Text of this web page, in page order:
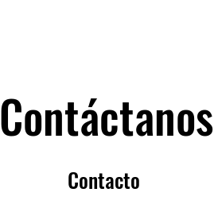
Contáctanos
Contacto